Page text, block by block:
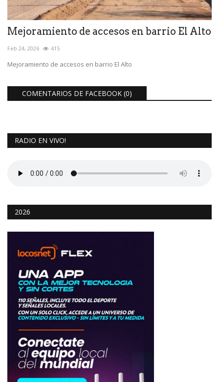
Mejoramiento de accesos en barrio El Alto
Feb 24, 2026 415
Mejoramiento de accesos en barrio El Alto
COMENTARIOS DE FACEBOOK (0)
RADIO EN VIVO!
2026